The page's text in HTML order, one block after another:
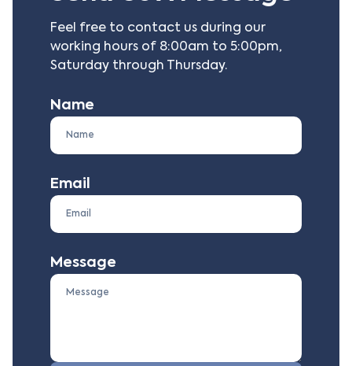
Feel free to contact us during our
working hours of 8:00am to 5:00pm,
Saturday through Thursday.
Name
Email
Message